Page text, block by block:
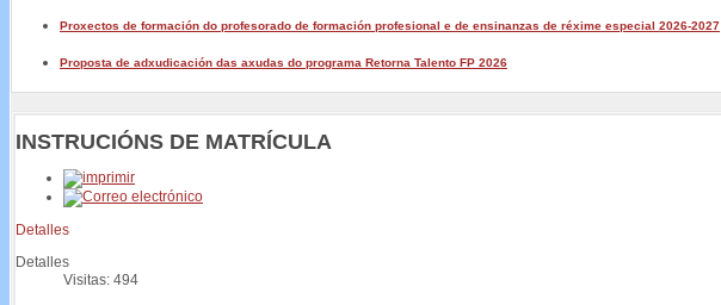
Proxectos de formación do profesorado de formación profesional e de ensinanzas de réxime especial 2026-2027
Proposta de adxudicación das axudas do programa Retorna Talento FP 2026
INSTRUCIÓNS DE MATRÍCULA
Detalles
Detalles
Visitas: 494